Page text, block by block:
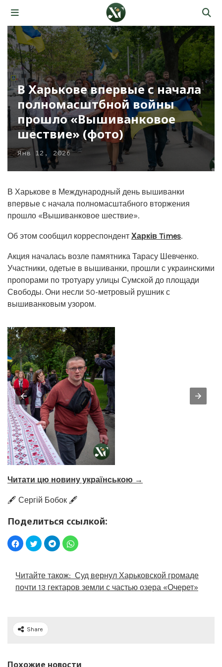
В Харькове впервые с начала
полномасштбной войны
прошло «Вышиванковое
шествие» (фото)
Янв 12, 2026
В Харькове в Международный день вышиванки
впервые с начала полномасштабного вторжения
прошло «Вышиванковое шествие».
Об этом сообщил корреспондент Харків Times.
Акция началась возле памятника Тарасу Шевченко.
Участники, одетые в вышиванки, прошли с украинскими
пропорами по тротуару улицы Сумской до площади
Свободы. Они несли 50-метровый рушник с
вышиванковым узором.
Читати цю новину українською →
🖋️ Сергій Бобок 🖋️
Поделиться ссылкой:
Читайте також: Суд вернул Харьковской громаде
почти 13 гектаров земли с частью озера «Очерет»
Share
Похожие новости